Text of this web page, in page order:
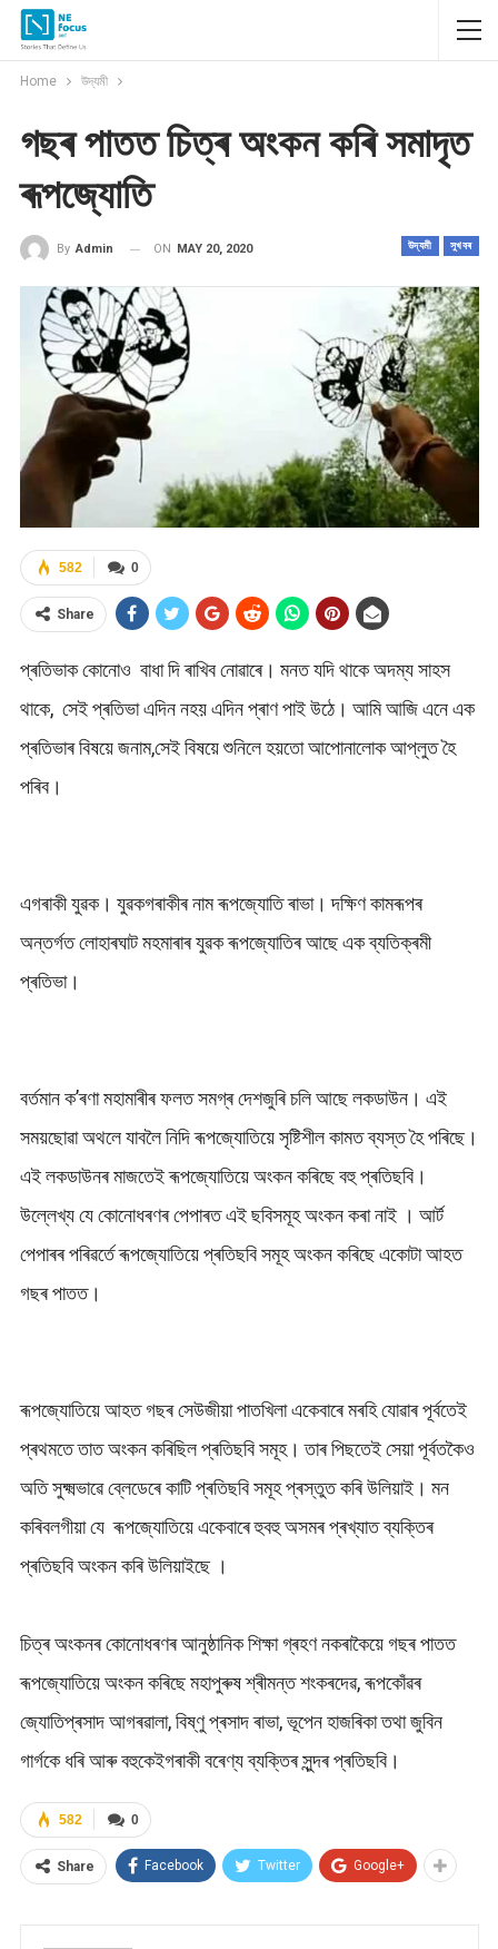
Home উদ্যমী
গছৰ পাতত চিত্ৰ অংকন কৰি সমাদৃত
ৰূপজ্যোতি
উদ্যমী সুখবৰ
By Admin ON MAY 20, 2020
0
582
Share
প্ৰতিভাক কোনোও বাধা দি ৰাখিব নোৱাৰে। মনত যদি থাকে অদম্য সাহস
থাকে, সেই প্ৰতিভা এদিন নহয় এদিন প্ৰাণ পাই উঠে। আমি আজি এনে এক
প্ৰতিভাৰ বিষয়ে জনাম,সেই বিষয়ে শুনিলে হয়তো আপোনালোক আপ্লুত হৈ
পৰিব।
এগৰাকী যুৱক। যুৱকগৰাকীৰ নাম ৰূপজ্যোতি ৰাভা। দক্ষিণ কামৰূপৰ
অন্তৰ্গত লোহাৰঘাট মহমাৰাৰ যুৱক ৰূপজ্যোতিৰ আছে এক ব্যতিক্ৰমী
প্ৰতিভা।
বৰ্তমান ক’ৰণা মহামাৰীৰ ফলত সমগ্ৰ দেশজুৰি চলি আছে লকডাউন। এই
সময়ছোৱা অথলে যাবলৈ নিদি ৰূপজ্যোতিয়ে সৃষ্টিশীল কামত ব্যস্ত হৈ পৰিছে।
এই লকডাউনৰ মাজতেই ৰূপজ্যোতিয়ে অংকন কৰিছে বহু প্ৰতিছবি।
উল্লেখ্য যে কোনোধৰণৰ পেপাৰত এই ছবিসমূহ অংকন কৰা নাই । আৰ্ট
পেপাৰৰ পৰিৱৰ্তে ৰূপজ্যোতিয়ে প্ৰতিছবি সমূহ অংকন কৰিছে একোটা আহত
গছৰ পাতত।
ৰূপজ্যোতিয়ে আহত গছৰ সেউজীয়া পাতখিলা একেবাৰে মৰহি যোৱাৰ পূৰ্বতেই
প্ৰথমতে তাত অংকন কৰিছিল প্ৰতিছবি সমূহ। তাৰ পিছতেই সেয়া পূৰ্বতকৈও
অতি সুক্ষ্মভাৱে ব্লেডেৰে কাটি প্ৰতিছবি সমূহ প্ৰস্তুত কৰি উলিয়াই। মন
কৰিবলগীয়া যে ৰূপজ্যোতিয়ে একেবাৰে হুবহু অসমৰ প্ৰখ্যাত ব্যক্তিৰ
প্ৰতিছবি অংকন কৰি উলিয়াইছে ।
চিত্ৰ অংকনৰ কোনোধৰণৰ আনুষ্ঠানিক শিক্ষা গ্ৰহণ নকৰাকৈয়ে গছৰ পাতত
ৰূপজ্যোতিয়ে অংকন কৰিছে মহাপুৰুষ শ্ৰীমন্ত শংকৰদেৱ, ৰূপকোঁৱৰ
জ্যোতিপ্ৰসাদ আগৰৱালা, বিষ্ণু প্ৰসাদ ৰাভা, ভূপেন হাজৰিকা তথা জুবিন
গাৰ্গকে ধৰি আৰু বহুকেইগৰাকী বৰেণ্য ব্যক্তিৰ সুন্দৰ প্ৰতিছবি।
0
582
Share Facebook Twitter Google+